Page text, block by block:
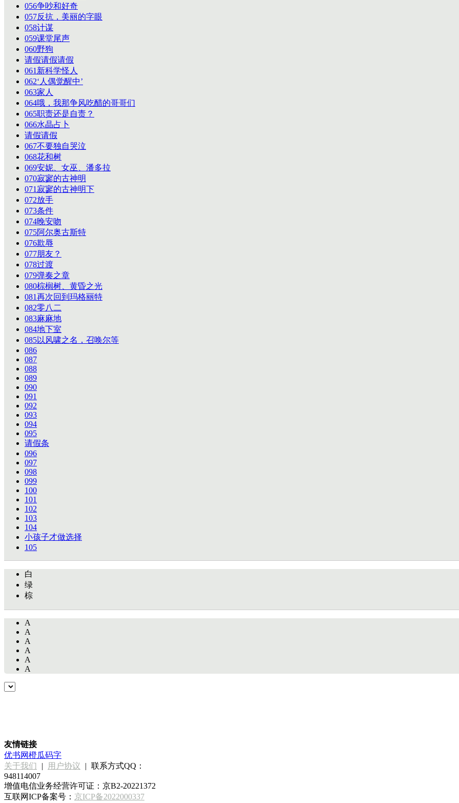
056争吵和好奇
057反抗，美丽的字眼
058计谋
059课堂尾声
060野狗
请假请假请假
061新科学怪人
062‘人偶觉醒中’
063家人
064哦，我那争风吃醋的哥哥们
065职责还是自责？
066水晶占卜
请假请假
067不要独自哭泣
068花和树
069安妮、女巫、潘多拉
070寂寥的古神明
071寂寥的古神明下
072放手
073条件
074晚安吻
075阿尔奥古斯特
076欺辱
077朋友？
078过渡
079弹奏之章
080棕榈树、黄昏之光
081再次回到玛格丽特
082零八二
083麻麻地
084地下室
085以风啸之名，召唤尔等
086
087
088
089
090
091
092
093
094
095
请假条
096
097
098
099
100
101
102
103
104
小孩子才做选择
105
白
绿
棕
A
A
A
A
A
A
友情链接
优书网橙瓜码字
关于我们
| 用户协议 | 联系方式QQ：
948114007
增值电信业务经营许可证：京B2-20221372
互联网ICP备案号： 京ICP备2022000337